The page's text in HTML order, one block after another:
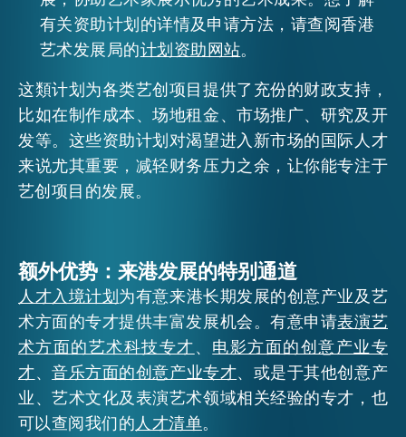
有关资助计划的详情及申请方法，请查阅香港
艺术发展局的计划资助网站。
这類计划为各类艺创项目提供了充份的财政支持，
比如在制作成本、场地租金、市场推广、研究及开
发等。这些资助计划对渴望进入新市场的国际人才
来说尤其重要，减轻财务压力之余，让你能专注于
艺创项目的发展。
额外优势：来港发展的特别通道
人才入境计划为有意来港长期发展的创意产业及艺
术方面的专才提供丰富发展机会。有意申请表演艺
术方面的艺术科技专才、 电影方面的创意产业专
才、音乐方面的创意产业专才、或是于其他创意产
业、艺术文化及表演艺术领域相关经验的专才，也
可以查阅我们的人才清单。